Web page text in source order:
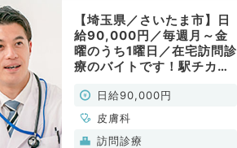
【埼玉県／さいたま市】日
給90,000円／毎週月～金
曜のうち1曜日／在宅訪問診
療のバイトです！駅チカで
非常勤）
日給90,000円
皮膚科
訪問診療